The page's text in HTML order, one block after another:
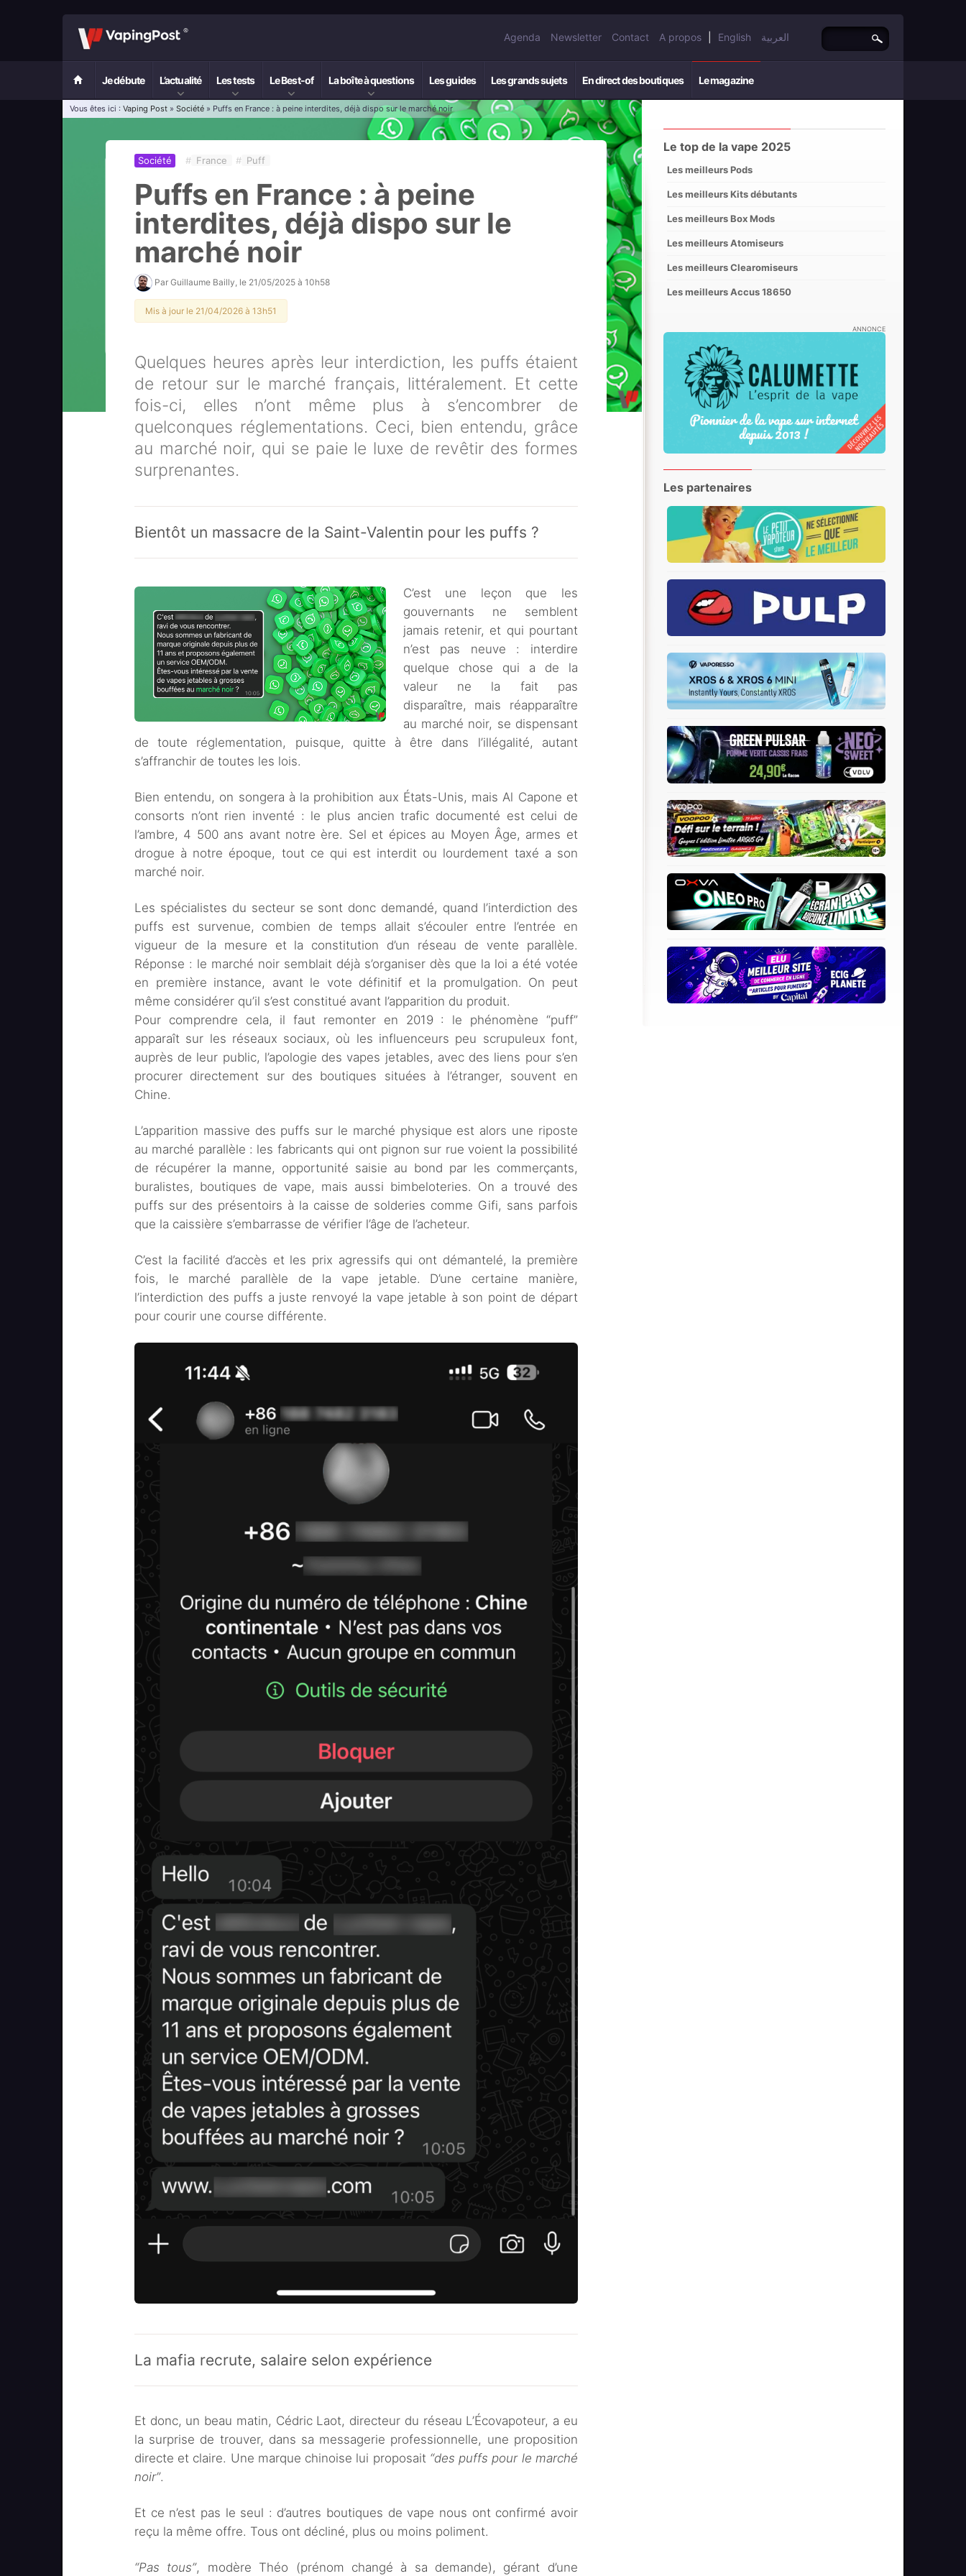
Agenda Newsletter Contact A propos English العربية
Je débute L’actualité Les tests Le Best-of La boîte à questions Les guides Les grands sujets En direct des boutiques Le magazine
Vous êtes ici : Vaping Post » Société » Puffs en France : à peine interdites, déjà dispo sur le marché noir
Société # France # Puff
Puffs en France : à peine
interdites, déjà dispo sur le
marché noir
Par Guillaume Bailly , le 21/05/2025 à 10h58
Mis à jour le 21/04/2026 à 13h51
Quelques heures après leur interdiction, les puffs étaient
de retour sur le marché français, littéralement. Et cette
fois-ci, elles n’ont même plus à s’encombrer de
quelconques réglementations. Ceci, bien entendu, grâce
au marché noir, qui se paie le luxe de revêtir des formes
surprenantes.
Bientôt un massacre de la Saint-Valentin pour les puffs ?
C’est une leçon que les
gouvernants ne semblent
jamais retenir, et qui pourtant
n’est pas neuve : interdire
quelque chose qui a de la
valeur ne la fait pas
disparaître, mais réapparaître
au marché noir, se dispensant
de toute réglementation, puisque, quitte à être dans l’illégalité, autant
s’affranchir de toutes les lois.
Bien entendu, on songera à la prohibition aux États-Unis, mais Al Capone et
consorts n’ont rien inventé : le plus ancien trafic documenté est celui de
l’ambre, 4 500 ans avant notre ère. Sel et épices au Moyen Âge, armes et
drogue à notre époque, tout ce qui est interdit ou lourdement taxé a son
marché noir.
Les spécialistes du secteur se sont donc demandé, quand l’interdiction des
puffs est survenue, combien de temps allait s’écouler entre l’entrée en
vigueur de la mesure et la constitution d’un réseau de vente parallèle.
Réponse : le marché noir semblait déjà s’organiser dès que la loi a été votée
en première instance, avant le vote définitif et la promulgation. On peut
même considérer qu’il s’est constitué avant l’apparition du produit.
Pour comprendre cela, il faut remonter en 2019 : le phénomène “puff”
apparaît sur les réseaux sociaux, où les influenceurs peu scrupuleux font,
auprès de leur public, l’apologie des vapes jetables, avec des liens pour s’en
procurer directement sur des boutiques situées à l’étranger, souvent en
Chine.
L’apparition massive des puffs sur le marché physique est alors une riposte
au marché parallèle : les fabricants qui ont pignon sur rue voient la possibilité
de récupérer la manne, opportunité saisie au bond par les commerçants,
buralistes, boutiques de vape, mais aussi bimbeloteries. On a trouvé des
puffs sur des présentoirs à la caisse de solderies comme Gifi, sans parfois
que la caissière s’embarrasse de vérifier l’âge de l’acheteur.
C’est la facilité d’accès et les prix agressifs qui ont démantelé, la première
fois, le marché parallèle de la vape jetable. D’une certaine manière,
l’interdiction des puffs a juste renvoyé la vape jetable à son point de départ
pour courir une course différente.
La mafia recrute, salaire selon expérience
Et donc, un beau matin, Cédric Laot, directeur du réseau L’Écovapoteur, a eu
la surprise de trouver, dans sa messagerie professionnelle, une proposition
directe et claire. Une marque chinoise lui proposait “des puffs pour le marché
noir”.
Et ce n’est pas le seul : d’autres boutiques de vape nous ont confirmé avoir
reçu la même offre. Tous ont décliné, plus ou moins poliment.
“Pas tous”, modère Théo (prénom changé à sa demande), gérant d’une
Le top de la vape 2025
Les meilleurs Pods
Les meilleurs Kits débutants
Les meilleurs Box Mods
Les meilleurs Atomiseurs
Les meilleurs Clearomiseurs
Les meilleurs Accus 18650
ANNONCE
Les partenaires